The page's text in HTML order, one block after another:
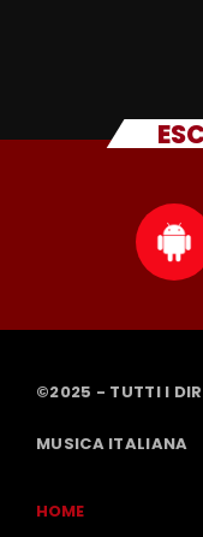
©2025 - TUTTI I
MUSICA ITALIANA
HOME